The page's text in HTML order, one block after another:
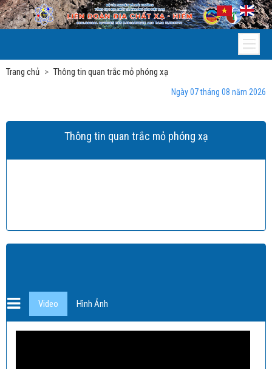
Trang chủ Thông tin quan trắc mỏ phóng xạ
Ngày 07 tháng 08 năm 2026
Thông tin quan trắc mỏ phóng xạ
Video Hình Ảnh